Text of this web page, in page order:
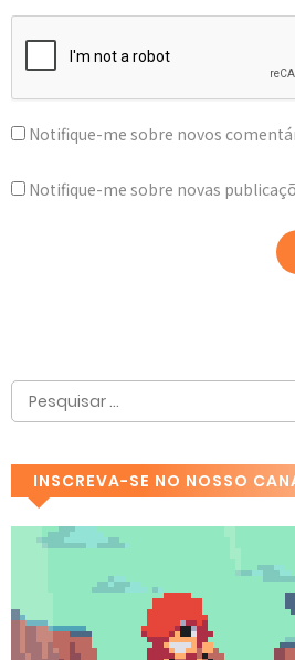
Notifique-me sobre novos
Notifique-me sobre novas
INSCREVA-SE NO NOSSO